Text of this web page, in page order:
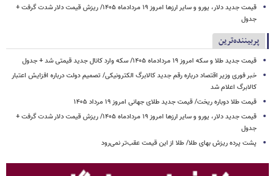
قیمت جدید دلار، یورو و سایر ارزها امروز ۱۹ مردادماه ۱۴۰۵/ ریزش قیمت دلار شدت گرفت +
جدول
پربیننده‌ترین
قیمت جدید طلا و سکه امروز ۱۹ مردادماه ۱۴۰۵/ سکه وارد کانال جدید قیمتی شد + جدول
خبر فوری وزیر اقتصاد درباره رقم جدید کالابرگ الکترونیکی/ تصمیم دولت درباره افزایش اعتبار
کالابرگ اعلام شد
قیمت طلا دوباره ریخت/ قیمت جدید طلای جهانی امروز ۱۹ مرداد ۱۴۰۵
قیمت جدید دلار، یورو و سایر ارزها امروز ۱۹ مردادماه ۱۴۰۵/ ریزش قیمت دلار شدت گرفت +
جدول
پشت پرده ریزش بهای طلا/ طلا از این قیمت عقب‌تر نمی‌رود